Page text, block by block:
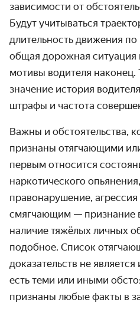
зависимости от
Будут учитываться
длительность движения
общая дорожная ситуация
мотивы водителя наконец.
значение история
штрафы и частота
Важны и обстоятельства,
признаны отягчающими
первым относится
наркотического
правонарушение,
смягчающим — признание
наличие тяжёлых личных
подобное. Список
доказательств не
есть теми или иными
признаны любые факты в